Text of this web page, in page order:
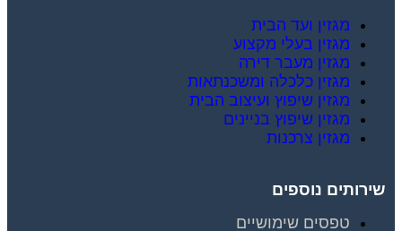
מגזין ועד הבית
מגזין בעלי מקצוע
מגזין מעבר דירה
מגזין כלכלה ומשכנתאות
מגזין שיפוץ ועיצוב הבית
מגזין שיפוץ בניינים
מגזין צרכנות
שירותים נוספים
טפסים שימושיים